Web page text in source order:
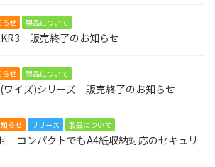
らせ 製品について
販売終了のお知らせ
らせ 製品について
ワイズ)シリーズ 販売終了のお知らせ
らせ リリース 製品について
コンパクトでもA4紙収納対応のセキュリ